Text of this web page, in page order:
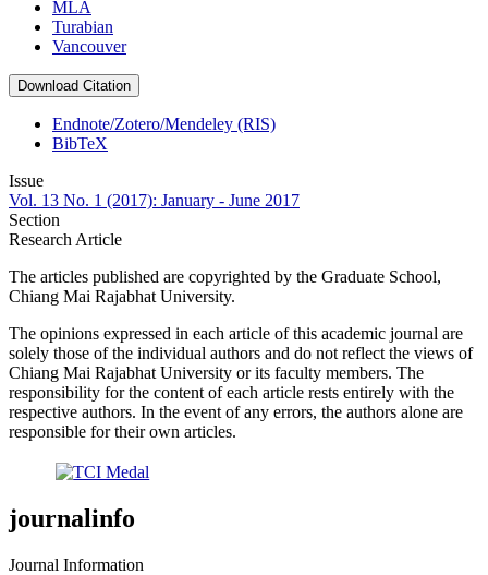
MLA
Turabian
Vancouver
Download Citation
Endnote/Zotero/Mendeley (RIS)
BibTeX
Issue
Vol. 13 No. 1 (2017): January - June 2017
Section
Research Article
The articles published are copyrighted by the Graduate School,
Chiang Mai Rajabhat University.
The opinions expressed in each article of this academic journal are
solely those of the individual authors and do not reflect the views of
Chiang Mai Rajabhat University or its faculty members. The
responsibility for the content of each article rests entirely with the
respective authors. In the event of any errors, the authors alone are
responsible for their own articles.
journalinfo
Journal Information